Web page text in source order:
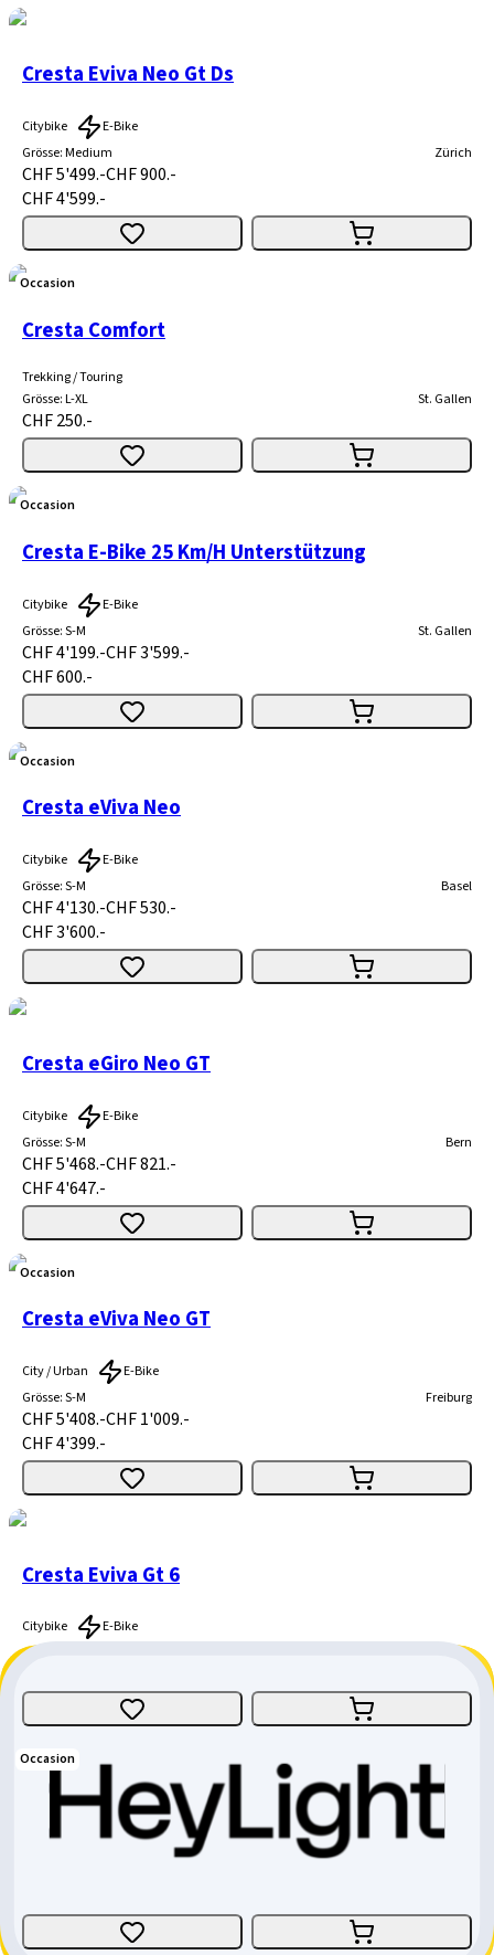
Cresta Eviva Neo Gt Ds
Citybike
E-Bike
Grösse:Medium Zürich
CHF 5'499.-CHF 900.-
CHF 4'599.-
Occasion
Cresta Comfort
Trekking / Touring
Grösse:L-XL St. Gallen
CHF 250.-
Occasion
Cresta E-Bike 25 Km/H Unterstützung
Citybike
E-Bike
Grösse:S-M St. Gallen
CHF 4'199.-CHF 3'599.-
CHF 600.-
Occasion
Cresta eViva Neo
Citybike
E-Bike
Grösse:S-M Basel
CHF 4'130.-CHF 530.-
CHF 3'600.-
Cresta eGiro Neo GT
Citybike
E-Bike
Grösse:S-M Bern
CHF 5'468.-CHF 821.-
CHF 4'647.-
Occasion
Cresta eViva Neo GT
City / Urban
E-Bike
Grösse:S-M Freiburg
CHF 5'408.-CHF 1'009.-
CHF 4'399.-
Cresta Eviva Gt 6
Citybike
E-Bike
Grösse
Zürich
Occasion
Cresta Pro